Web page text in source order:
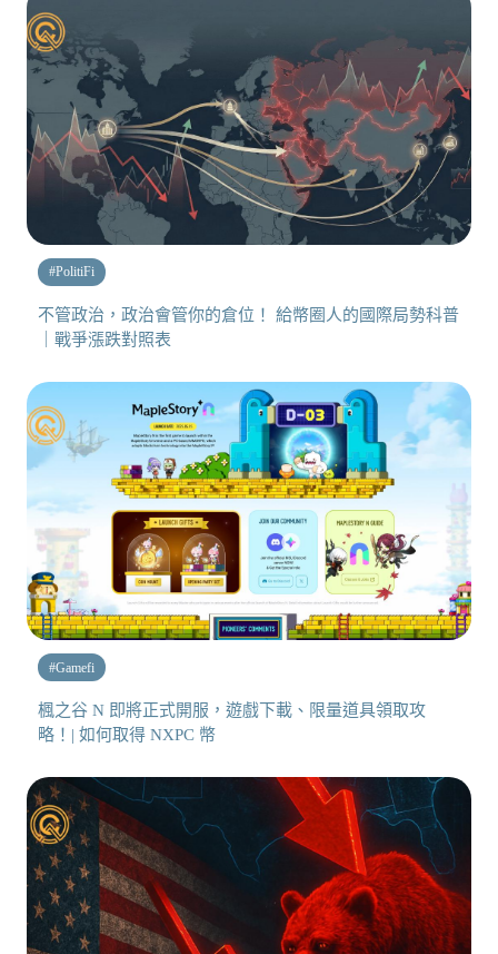
#PolitiFi
不管政治，政治會管你的倉位！ 給幣圈人的國際局勢科普
｜戰爭漲跌對照表
#Gamefi
楓之谷 N 即將正式開服，遊戲下載、限量道具領取攻
略！| 如何取得 NXPC 幣